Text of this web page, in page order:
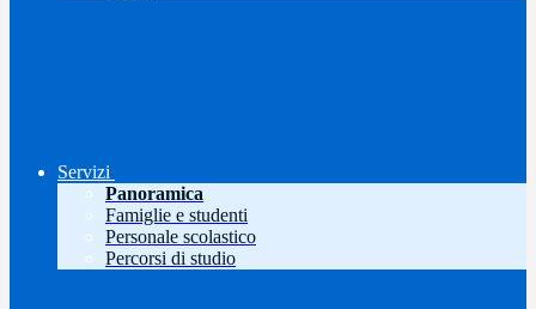
Servizi
Panoramica
Famiglie e studenti
Personale scolastico
Percorsi di studio